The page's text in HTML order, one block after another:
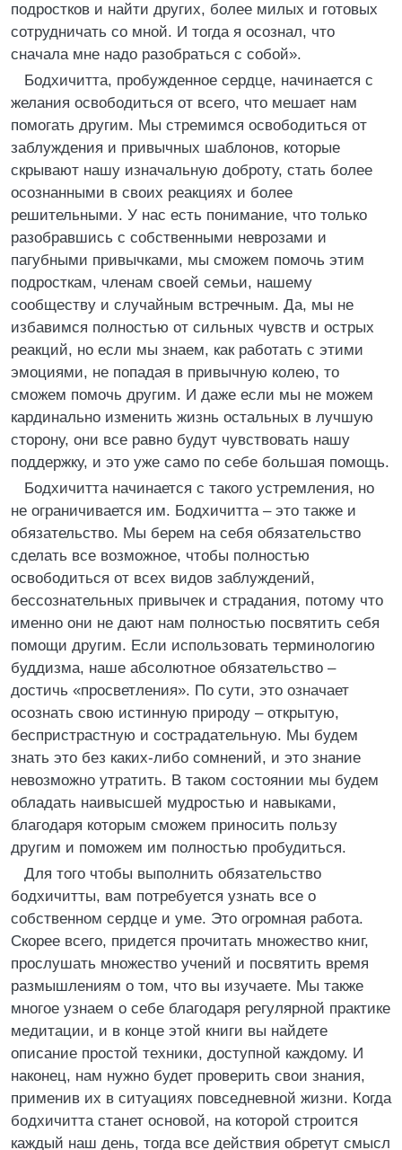
подростков и найти других, более милых и готовых
сотрудничать со мной. И тогда я осознал, что
сначала мне надо разобраться с собой».
Бодхичитта, пробужденное сердце, начинается с
желания освободиться от всего, что мешает нам
помогать другим. Мы стремимся освободиться от
заблуждения и привычных шаблонов, которые
скрывают нашу изначальную доброту, стать более
осознанными в своих реакциях и более
решительными. У нас есть понимание, что только
разобравшись с собственными неврозами и
пагубными привычками, мы сможем помочь этим
подросткам, членам своей семьи, нашему
сообществу и случайным встречным. Да, мы не
избавимся полностью от сильных чувств и острых
реакций, но если мы знаем, как работать с этими
эмоциями, не попадая в привычную колею, то
сможем помочь другим. И даже если мы не можем
кардинально изменить жизнь остальных в лучшую
сторону, они все равно будут чувствовать нашу
поддержку, и это уже само по себе большая помощь.
Бодхичитта начинается с такого устремления, но
не ограничивается им. Бодхичитта – это также и
обязательство. Мы берем на себя обязательство
сделать все возможное, чтобы полностью
освободиться от всех видов заблуждений,
бессознательных привычек и страдания, потому что
именно они не дают нам полностью посвятить себя
помощи другим. Если использовать терминологию
буддизма, наше абсолютное обязательство –
достичь «просветления». По сути, это означает
осознать свою истинную природу – открытую,
беспристрастную и сострадательную. Мы будем
знать это без каких-либо сомнений, и это знание
невозможно утратить. В таком состоянии мы будем
обладать наивысшей мудростью и навыками,
благодаря которым сможем приносить пользу
другим и поможем им полностью пробудиться.
Для того чтобы выполнить обязательство
бодхичитты, вам потребуется узнать все о
собственном сердце и уме. Это огромная работа.
Скорее всего, придется прочитать множество книг,
прослушать множество учений и посвятить время
размышлениям о том, что вы изучаете. Мы также
многое узнаем о себе благодаря регулярной практике
медитации, и в конце этой книги вы найдете
описание простой техники, доступной каждому. И
наконец, нам нужно будет проверить свои знания,
применив их в ситуациях повседневной жизни. Когда
бодхичитта станет основой, на которой строится
каждый наш день, тогда все действия обретут смысл